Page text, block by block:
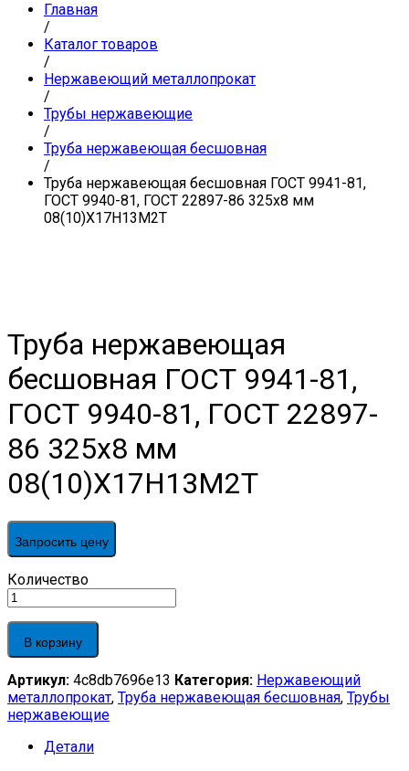
Главная
/
Каталог товаров
/
Нержавеющий металлопрокат
/
Трубы нержавеющие
/
Труба нержавеющая бесшовная
/
Труба нержавеющая бесшовная ГОСТ 9941-81,
ГОСТ 9940-81, ГОСТ 22897-86 325х8 мм
08(10)Х17Н13М2Т
Труба нержавеющая
бесшовная ГОСТ 9941-81,
ГОСТ 9940-81, ГОСТ 22897-
86 325х8 мм
08(10)Х17Н13М2Т
Запросить цену
Труба
нержавеющая
бесшовная
ГОСТ
9941-
ГОСТ
9940-
81,
22897-
Количество
В корзину
Артикул: 4c8db7696e13 Категория: Нержавеющий
металлопрокат, Труба нержавеющая бесшовная, Трубы
нержавеющие
Детали